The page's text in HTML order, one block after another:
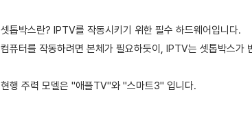
셋톱박스란? IPTV를 작동시키기 위한 필수 하드웨어입니다.
컴퓨터를 작동하려면 본체가 필요하듯이, IPTV는 셋톱박스가
현행 주력 모델은 "애플TV"와 "스마트3" 입니다.